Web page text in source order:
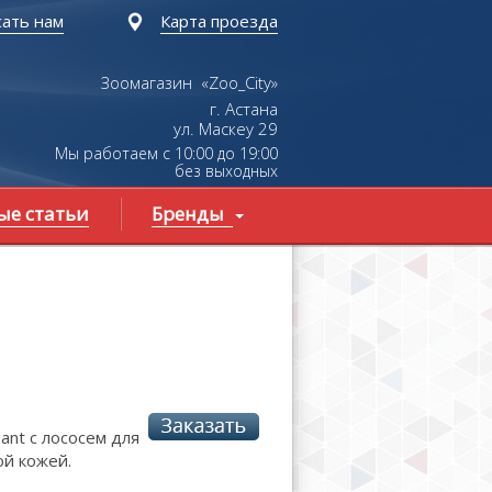
нам Карта проезда
Зоомагазин «Zoo_City»
г. Астана
ул. Маскеу29
Мы работаем с 10:00 до 19:00
без выходных
статьи Бренды
с лососем для
кожей.